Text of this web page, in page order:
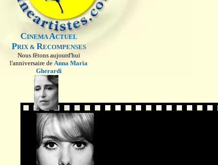
CINEMAACTUEL
PRIX & RECOMPENSES
Nous fêtons aujourd'hui
l'anniversaire de Anna Maria
Gherardi